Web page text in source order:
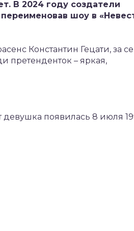
В 2024 году создатели
шоу в
Константин Гецати, за
претенденток – яркая,
девушка появилась 8 июля